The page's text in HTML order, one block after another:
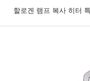
할로겐 램프 복사 히터